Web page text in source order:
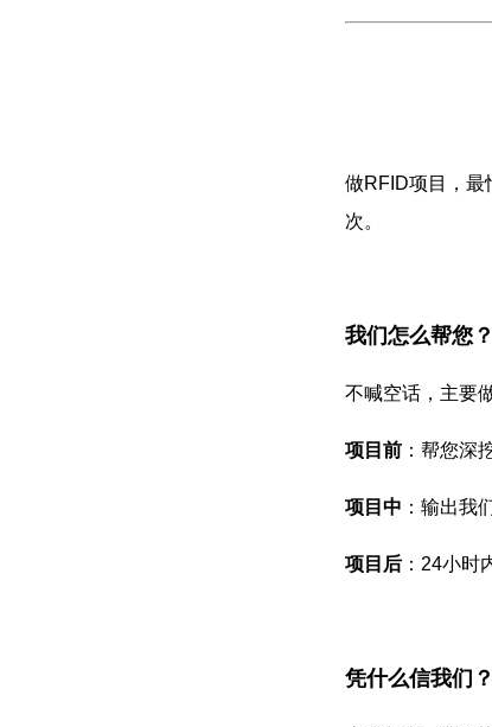
做RFID项目，最
次。
我们怎么帮您？
不喊空话，主要
项目前 ：帮您深
项目中 ：输出我
项目后 ：24小时
凭什么信我们？